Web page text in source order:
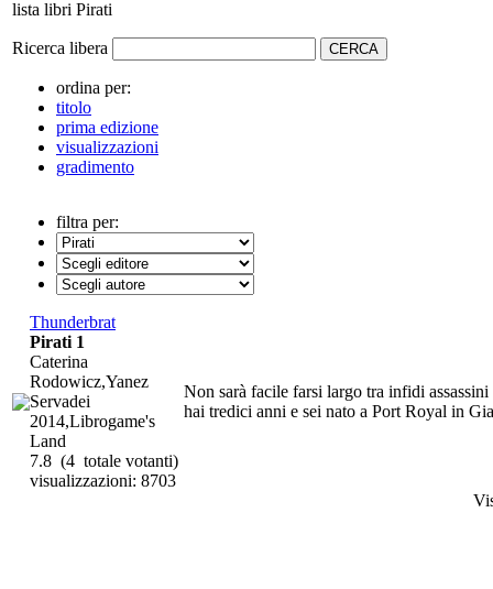
lista libri Pirati
Ricerca libera
ordina per:
titolo
prima edizione
visualizzazioni
gradimento
filtra per:
Thunderbrat
Non sarà facile farsi largo tra infidi
hai tredici anni e sei nato a Port Royal in
Pirati 1
Caterina
Rodowicz,Yanez
Servadei
2014,Librogame's
Land
7.8 (4 totale votanti)
visualizzazioni: 8703